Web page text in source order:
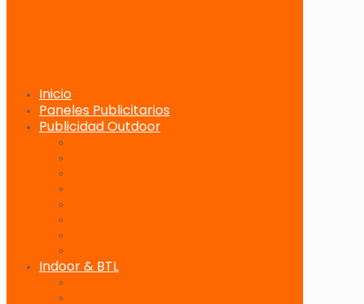
Inicio
Paneles Publicitarios
Publicidad Outdoor
Indoor & BTL